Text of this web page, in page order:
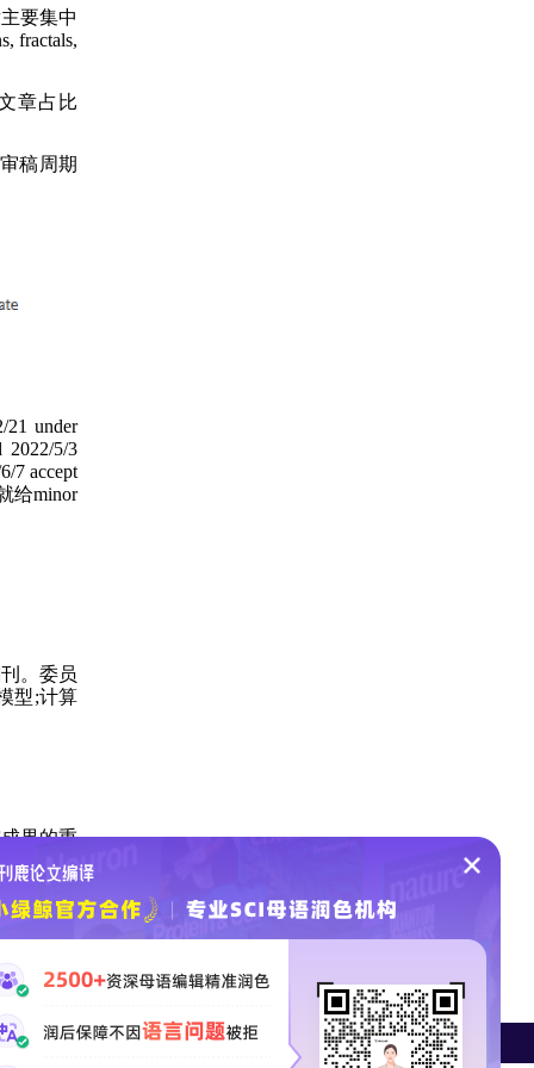
要集中
fractals,
章占比
稿周期
21 under
2022/5/3
7 accept
给minor
。委员
型;计算
果的重
拿大数学学会期刊